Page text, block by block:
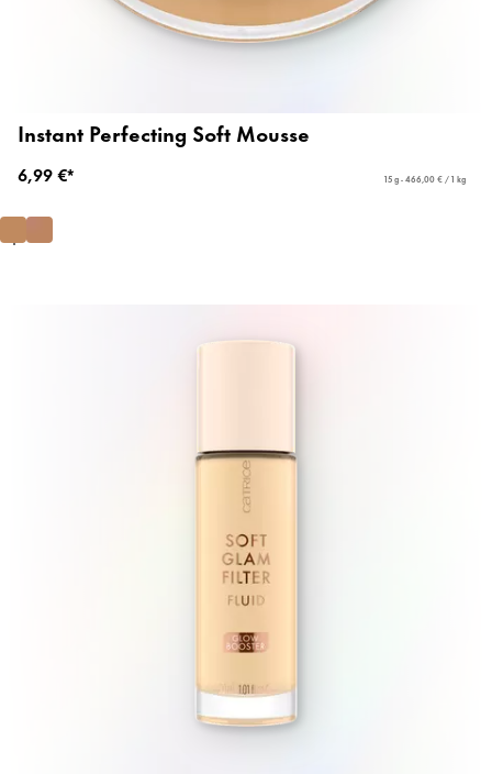
Instant Perfecting Soft Mousse
6,99 €* 15 g - 466,00 € / 1 kg